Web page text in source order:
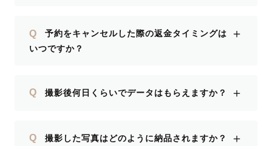
Q
予約をキャンセルした際の返金タイミングは
いつですか？
＋
Q 撮影後何日くらいでデータはもらえますか？ ＋
Q 撮影した写真はどのように納品されますか？ ＋